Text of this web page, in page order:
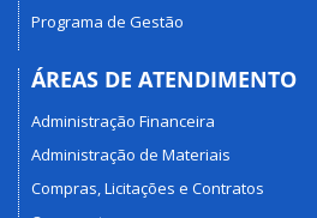
Programa de Gestão
ÁREAS DE ATENDIMENTO
Administração Financeira
Administração de Materiais
Compras, Licitações e Contratos